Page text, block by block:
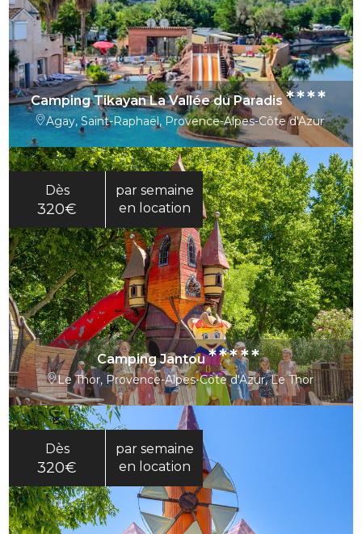
Camping Tikayan La Vallée du Paradis****
Agay, Saint-Raphaël, Provence-Alpes-Côte d'Azur
Dès
320€
par semaine
en location
Camping Jantou*****
Le Thor, Provence-Alpes-Côte d'Azur, Le Thor
Dès
320€
par semaine
en location